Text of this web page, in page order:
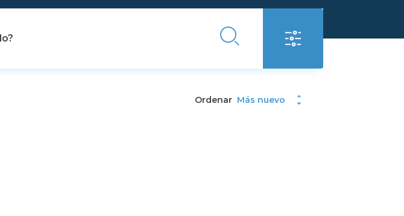
Ordenar Más nuevo